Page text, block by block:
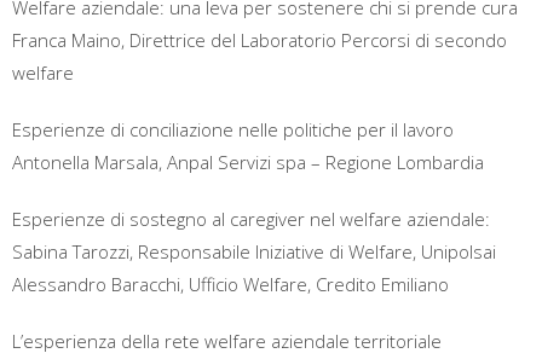
Welfare aziendale: una leva per sostenere chi si prende cura
Franca Maino, Direttrice del Laboratorio Percorsi di secondo
welfare
Esperienze di conciliazione nelle politiche per il lavoro
Antonella Marsala, Anpal Servizi spa – Regione Lombardia
Esperienze di sostegno al caregiver nel welfare aziendale:
Sabina Tarozzi, Responsabile Iniziative di Welfare, Unipolsai
Alessandro Baracchi, Ufficio Welfare, Credito Emiliano
L’esperienza della rete welfare aziendale territoriale